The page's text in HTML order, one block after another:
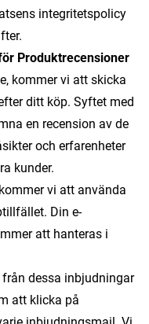
integritetspolicy
Produktrecensioner
kommer vi att skicka
ditt köp. Syftet med
en recension av de
och erfarenheter
kunder.
vi att använda
Din e-
att hanteras i
dessa inbjudningar
att klicka på